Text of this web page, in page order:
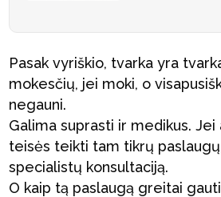
Pasak vyriškio, tvarka yra
mokesčių, jei moki, o
negauni.
Galima suprasti ir medikus.
teisės teikti tam tikrų
specialistų konsultaciją.
O kaip tą paslaugą greitai